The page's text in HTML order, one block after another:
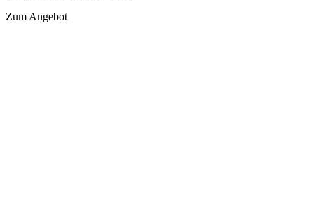
Zum Angebot